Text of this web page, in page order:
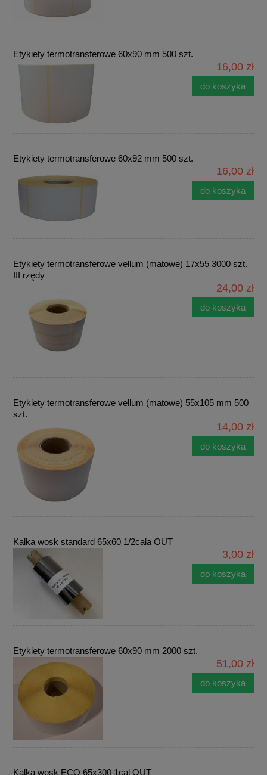
Etykiety termotransferowe 60x90 mm 500 szt.
16,00 zł
do koszyka
Etykiety termotransferowe 60x92 mm 500 szt.
16,00 zł
do koszyka
Etykiety termotransferowe vellum (matowe) 17x55 3000 szt.
III rzędy
24,00 zł
do koszyka
Etykiety termotransferowe vellum (matowe) 55x105 mm 500
szt.
14,00 zł
do koszyka
Kalka wosk standard 65x60 1/2cala OUT
3,00 zł
do koszyka
Etykiety termotransferowe 60x90 mm 2000 szt.
51,00 zł
do koszyka
Kalka wosk ECO 65x300 1cal OUT